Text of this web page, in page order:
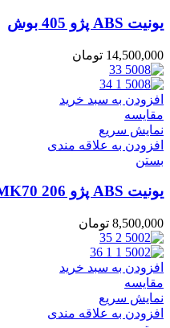
یونیت ABS پژو 405 بوش
14,500,000 تومان
افزودن به سبد خرید
مقایسه
نمایش سریع
افزودن به علاقه مندی
بستن
یونیت ABS پژو 206 MK70 (کارکرده)
8,500,000 تومان
افزودن به سبد خرید
مقایسه
نمایش سریع
افزودن به علاقه مندی